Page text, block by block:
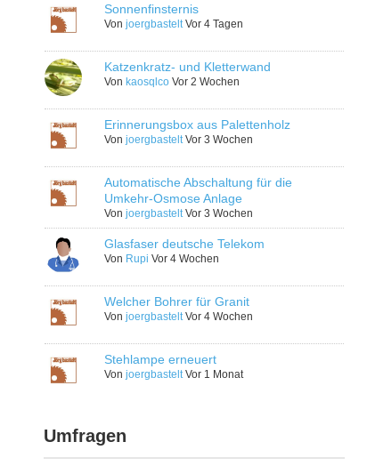
Sonnenfinsternis
Vonjoergbastelt Vor 4 Tagen
Katzenkratz- und Kletterwand
Vonkaosqlco Vor 2 Wochen
Erinnerungsbox aus Palettenholz
Vonjoergbastelt Vor 3 Wochen
Automatische Abschaltung für die
Umkehr-Osmose Anlage
Vonjoergbastelt Vor 3 Wochen
Glasfaser deutsche Telekom
Von Rupi Vor 4 Wochen
Welcher Bohrer für Granit
Vonjoergbastelt Vor 4 Wochen
Stehlampe erneuert
Vonjoergbastelt Vor 1 Monat
Umfragen